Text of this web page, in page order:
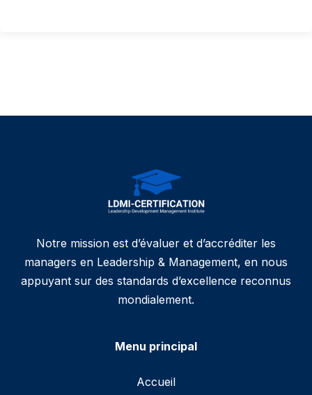
Notre mission est d’évaluer et d’accréditer les
managers en Leadership & Management, en nous
appuyant sur des standards d’excellence reconnus
mondialement.
Menu principal
Accueil